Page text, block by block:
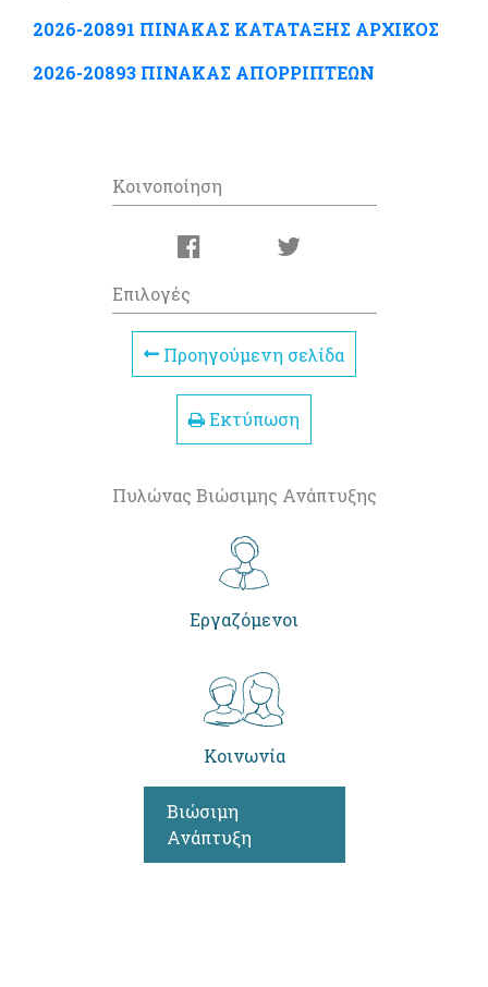
2026-20891 ΠΙΝΑΚΑΣ ΚΑΤΑΤΑΞΗΣ ΑΡΧΙΚΟΣ
2026-20893 ΠΙΝΑΚΑΣ ΑΠΟΡΡΙΠΤΕΩΝ
Κοινοποίηση
Επιλογές
Προηγούμενη σελίδα
Εκτύπωση
Πυλώνας Βιώσιμης Ανάπτυξης
Εργαζόμενοι
Κοινωνία
Βιώσιμη
Ανάπτυξη